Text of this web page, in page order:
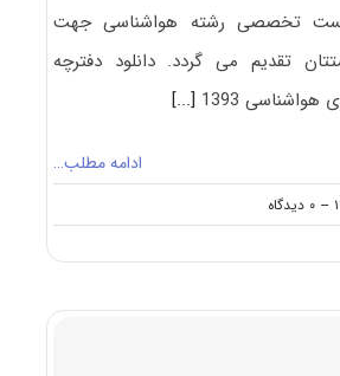
تخصصی رشته هواشناسی جهت
تقدیم می گردد. دانلود دفترچه
1393
[...]
ادامه مطلب…
-- ۰ دیدگاه
on
دانلود
آزمون